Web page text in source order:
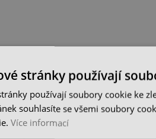
stránky používají
používají soubory cookie ke
souhlasíte se všemi soubory
Více informací